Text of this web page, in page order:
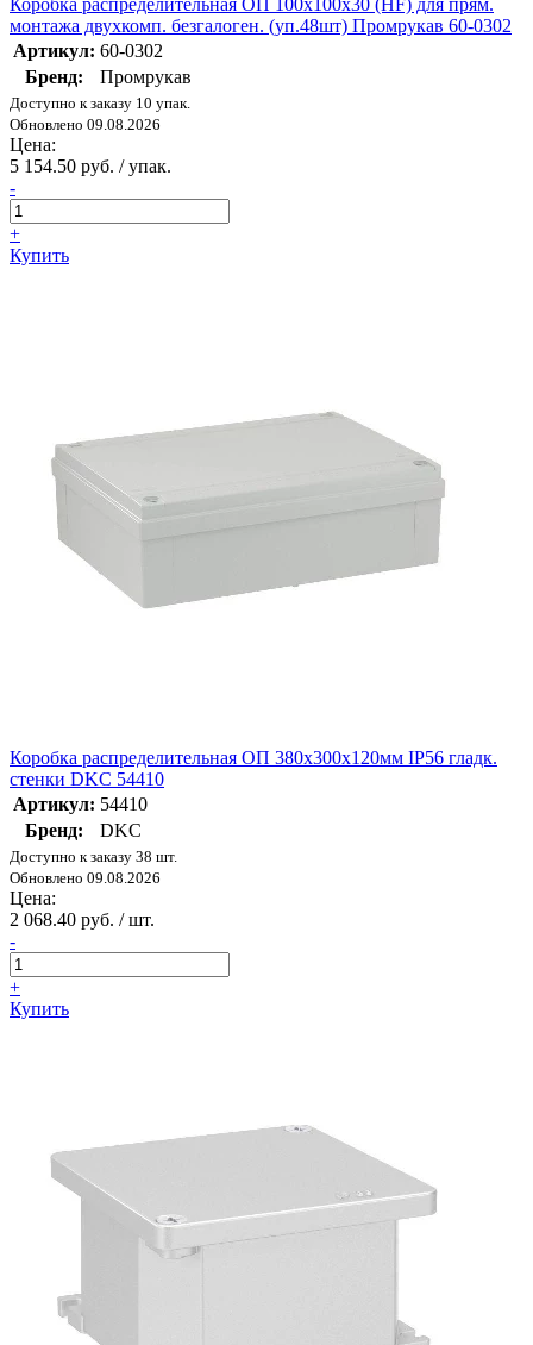
монтажа двухкомп. безгалоген. (уп.48шт) Промрукав 60-0302
Артикул: 60-0302
Бренд:
Промрукав
Доступно к заказу 10 упак.
Обновлено 09.08.2026
Цена:
5 154.50 руб. / упак.
-
+
Купить
Коробка распределительная ОП 380х300х120мм IP56 гладк.
стенки DKC 54410
Артикул: 54410
Бренд:
DKC
Доступно к заказу 38 шт.
Обновлено 09.08.2026
Цена:
2 068.40 руб. / шт.
-
+
Купить